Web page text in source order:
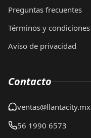
Preguntas frecuentes
Términos y condiciones
Aviso de privacidad
Contacto
ventas@llantacity.mx
56 1990 6573